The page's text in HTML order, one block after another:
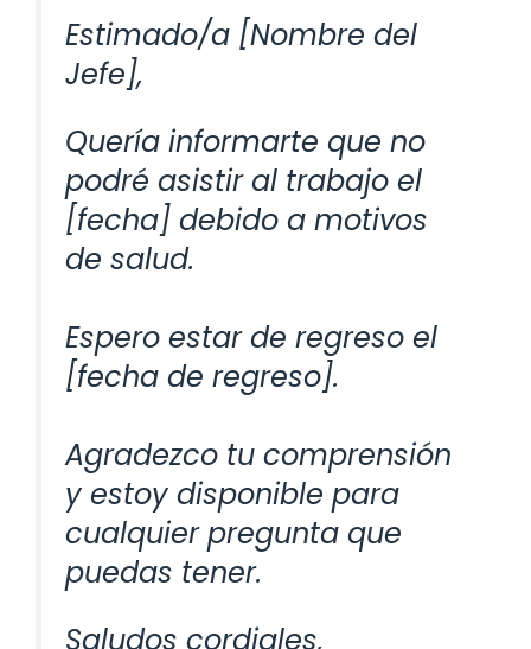
Estimado/a [Nombre del
Jefe],
Quería informarte que no
podré asistir al trabajo el
[fecha] debido a motivos
de salud.
Espero estar de regreso el
[fecha de regreso].
Agradezco tu comprensión
y estoy disponible para
cualquier pregunta que
puedas tener.
Saludos cordiales,